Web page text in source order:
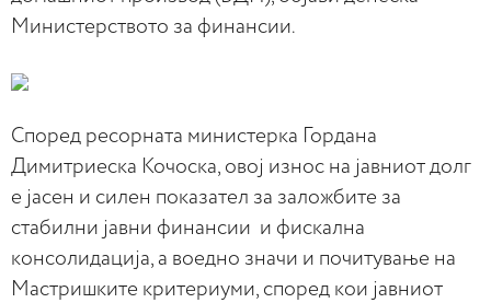
Министерството за финансии.
Според ресорната министерка Гордана
Димитриеска Кочоска, овој износ на јавниот долг
е јасен и силен показател за заложбите за
стабилни јавни финансии и фискална
консолидација, а воедно значи и почитување на
Мастришките критериуми, според кои јавниот